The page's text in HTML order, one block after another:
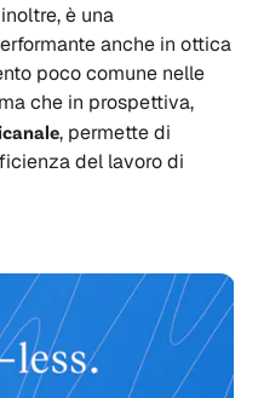
è una
anche in ottica
poco comune nelle
che in prospettiva,
, permette di
del lavoro di